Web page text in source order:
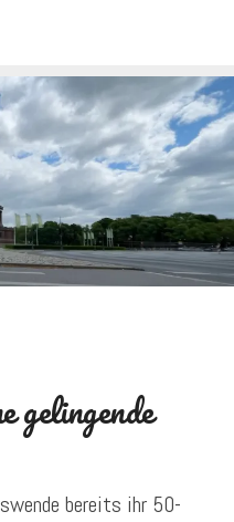
gelingende
bereits ihr 50-